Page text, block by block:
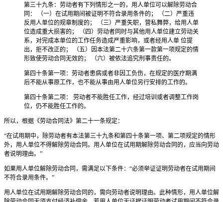
第三十九条：劳动者有下列情形之一的，用人单位可以解除劳动合
同： （一）在试用期间被证明不符合录用条件的； （二）严重违
反用人单位的规章制度的； （三）严重失职，营私舞弊，给用人单
位造成重大损害的； （四）劳动者同时与其他用人单位建立劳动关
系，对完成本单位的工作任务造成严重影响，或者经用人单 位提
出，拒不改正的； （五）因本法第二十六条第一款第一项规定的情
形致使劳动合同无效的； （六）被依法追究刑事责任的。
第四十条第一项：劳动者患病或者非因工负伤，在规定的医疗期满
后不能从事原工作，也不能从事由用人单位另行安排的工作的。
第四十条第二项： 劳动者不能胜任工作，经过培训或者调整工作岗
位，仍不能胜任工作的。
所以，根据《劳动合同法》第二十一条规定：
“在试用期中，除劳动者有本法第三十九条和第四十条第一项、第二项规定的情形
外，用人单位不得解除劳动合同。用人单位在试用期解除劳动合同的，应当向劳动
者说明理由。”
如果用人单位解除劳动合同，需满足以下条件：“必须举证证明劳动者在试用期间
不符合录用条件。”
用人单位在试用期解除劳动合同的，需向劳动者说明理由。此种情形，用人单位解